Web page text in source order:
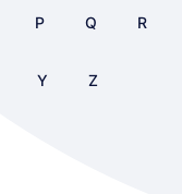
P Q R
Y Z